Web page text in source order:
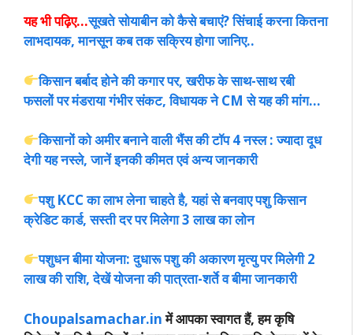
यह भी पढ़िए…सूखते सोयाबीन को कैसे बचाएं? सिंचाई करना कितना
लाभदायक, मानसून कब तक सक्रिय होगा जानिए..
किसान बर्बाद होने की कगार पर, खरीफ के साथ-साथ रबी
फसलों पर मंडराया गंभीर संकट, विधायक ने CM से यह की मांग…
किसानों को अमीर बनाने वाली भैंस की टॉप 4 नस्ल : ज्यादा दूध
देगी यह नस्ले, जानें इनकी कीमत एवं अन्य जानकारी
पशु KCC का लाभ लेना चाहते है, यहां से बनवाए पशु किसान
क्रेडिट कार्ड, सस्ती दर पर मिलेगा 3 लाख का लोन
पशुधन बीमा योजना: दुधारू पशु की अकारण मृत्यु पर मिलेगी 2
लाख की राशि, देखें योजना की पात्रता-शर्ते व बीमा जानकारी
Choupalsamachar.inमें आपका स्वागत हैं, हम कृषि